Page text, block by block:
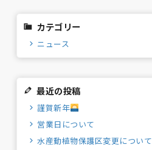
カテゴリー
ニュース
最近の投稿
謹賀新年
営業日について
水産動植物保護区変更について